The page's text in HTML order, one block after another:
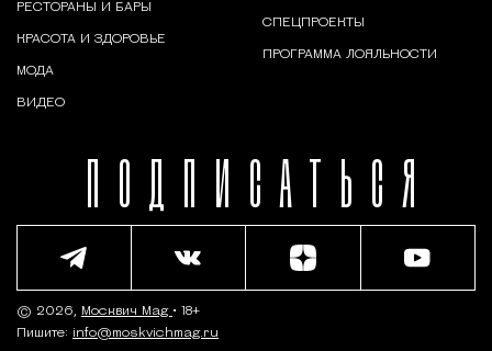
ПОДПИСАТЬСЯ
РЕСТОРАНЫ И БАРЫ
КРАСОТА И ЗДОРОВЬЕ
МОДА
ВИДЕО
СПЕЦПРОЕКТЫ
ПРОГРАММА ЛОЯЛЬНОСТИ
© 2026, Москвич Mag • 18+
Пишите: info@moskvichmag.ru